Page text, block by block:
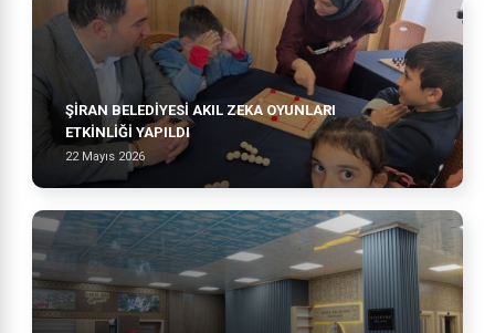
ŞİRAN BELEDİYESİ AKIL ZEKA OYUNLARI
ETKİNLİĞİ YAPILDI
22 Mayıs 2026